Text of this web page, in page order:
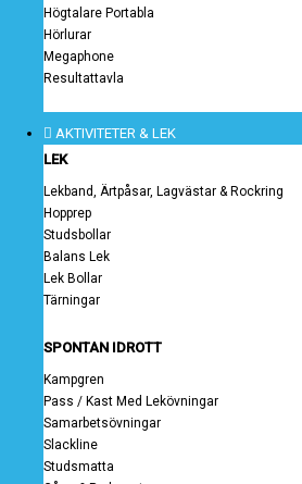
Högtalare Portabla
Hörlurar
Megaphone
Resultattavla
AKTIVITETER & LEK
LEK
Lekband, Ärtpåsar, Lagvästar & Rockring
Hopprep
Studsbollar
Balans Lek
Lek Bollar
Tärningar
SPONTAN IDROTT
Kampgren
Pass / Kast Med Lekövningar
Samarbetsövningar
Slackline
Studsmatta